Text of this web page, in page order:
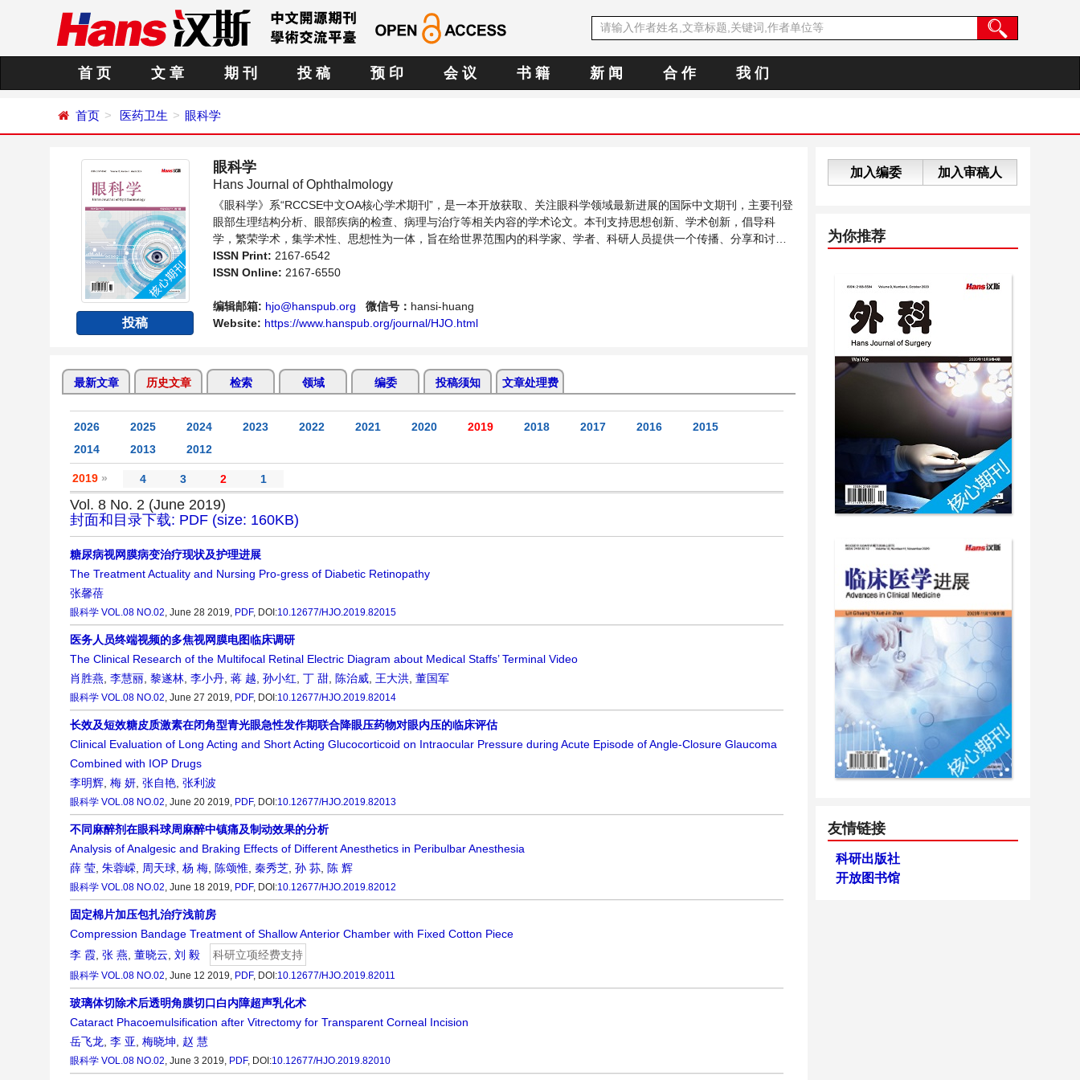
首 页 文 章 期 刊 投 稿 预 印 会 议 书 籍 新 闻 合 作 我 们
首页 医药卫生 眼科学
投稿
眼科学
Hans Journal of Ophthalmology
《眼科学》系“RCCSE中文OA核心学术期刊”，是一本开放获取、关注眼科学领域最新进展的国际中文期刊，主要刊登
眼部生理结构分析、眼部疾病的检查、病理与治疗等相关内容的学术论文。本刊支持思想创新、学术创新，倡导科
学，繁荣学术，集学术性、思想性为一体，旨在给世界范围内的科学家、学者、科研人员提供一个传播、分享和讨论
眼科学领域内不同方向问题与发展的交流平台。
ISSN Print: 2167-6542
ISSN Online: 2167-6550
编辑邮箱: hjo@hanspub.org 微信号： hansi-huang
Website: https://www.hanspub.org/journal/HJO.html
最新文章 历史文章 检索 领域 编委 投稿须知 文章处理费
2026 2025 2024 2023 2022 2021 2020 2019 2018 2017 2016
2015
2014
2013 2012
2019 » 4 3 2 1
Vol. 8 No. 2 (June 2019)
封面和目录下载: PDF (size: 160KB)
糖尿病视网膜病变治疗现状及护理进展
The Treatment Actuality and Nursing Pro-gress of Diabetic Retinopathy
张馨蓓
眼科学 VOL.08 NO.02, June 28 2019, PDF, DOI:10.12677/HJO.2019.82015
医务人员终端视频的多焦视网膜电图临床调研
The Clinical Research of the Multifocal Retinal Electric Diagram about Medical Staffs’ Terminal Video
肖胜燕, 李慧丽, 黎遂林, 李小丹, 蒋 越, 孙小红, 丁 甜, 陈治威, 王大洪, 董国军
眼科学 VOL.08 NO.02, June 27 2019, PDF, DOI:10.12677/HJO.2019.82014
长效及短效糖皮质激素在闭角型青光眼急性发作期联合降眼压药物对眼内压的临床评估
Clinical Evaluation of Long Acting and Short Acting Glucocorticoid on Intraocular Pressure during Acute Episode of Angle-Closure Glaucoma
Combined with IOP Drugs
李明辉, 梅 妍, 张自艳, 张利波
眼科学 VOL.08 NO.02, June 20 2019, PDF, DOI:10.12677/HJO.2019.82013
不同麻醉剂在眼科球周麻醉中镇痛及制动效果的分析
Analysis of Analgesic and Braking Effects of Different Anesthetics in Peribulbar Anesthesia
薛 莹, 朱蓉嵘, 周天球, 杨 梅, 陈颂惟, 秦秀芝, 孙 荪, 陈 辉
眼科学 VOL.08 NO.02, June 18 2019, PDF, DOI:10.12677/HJO.2019.82012
固定棉片加压包扎治疗浅前房
Compression Bandage Treatment of Shallow Anterior Chamber with Fixed Cotton Piece
李 霞, 张 燕, 董晓云, 刘 毅 科研立项经费支持
眼科学 VOL.08 NO.02, June 12 2019, PDF, DOI:10.12677/HJO.2019.82011
玻璃体切除术后透明角膜切口白内障超声乳化术
Cataract Phacoemulsification after Vitrectomy for Transparent Corneal Incision
岳飞龙, 李 亚, 梅晓坤, 赵 慧
眼科学 VOL.08 NO.02, June 3 2019, PDF, DOI:10.12677/HJO.2019.82010
加入编委 加入审稿人
为你推荐
友情链接
科研出版社
开放图书馆